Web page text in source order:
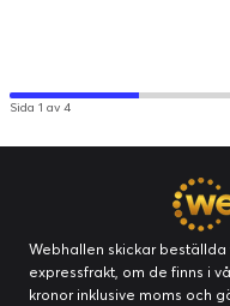
Sida 1 av 4
Webhallen skickar
expressfrakt, om de finns i
kronor inklusive moms och